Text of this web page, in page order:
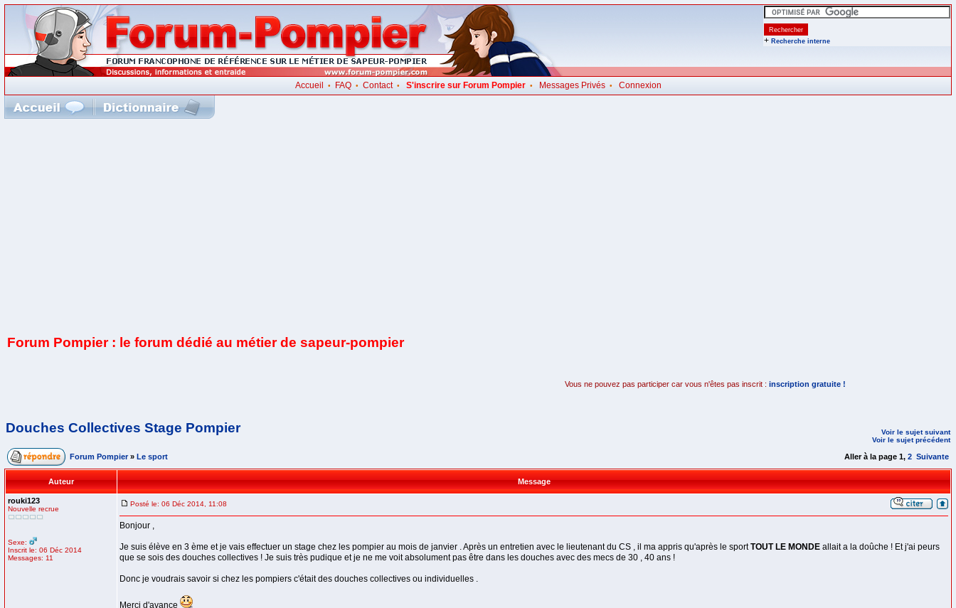
+ Recherche interne
Accueil • FAQ• Contact• S'inscrire sur Forum Pompier• Messages Privés• Connexion
Forum Pompier : le forum dédié au métier de sapeur-pompier
Vous ne pouvez pas participer car vous n'êtes pas inscrit : inscription gratuite !
Douches Collectives Stage Pompier
Voir le sujet suivant
Voir le sujet précédent
Forum Pompier » Le sport Aller à la page 1, 2 Suivante
Auteur Message
rouki123
Nouvelle recrue
Sexe:
Inscrit le: 06 Déc 2014
Messages: 11
Posté le: 06 Déc 2014, 11:08
Bonjour ,
Je suis élève en 3 ème et je vais effectuer un stage chez les pompier au mois de janvier . Après un entretien avec le lieutenant du CS , il ma appris qu'après le sportTOUT LE MONDE allait a la doûche ! Et j'ai peurs
que se sois des douches collectives ! Je suis très pudique et je ne me voit absolument pas être dans les douches avec des mecs de 30 , 40 ans !
Donc je voudrais savoir si chez les pompiers c'était des douches collectives ou individuelles .
Merci d'avance